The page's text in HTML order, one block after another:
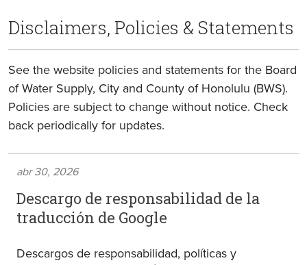
Disclaimers, Policies & Statements
See the website policies and statements for the Board
of Water Supply, City and County of Honolulu (BWS).
Policies are subject to change without notice. Check
back periodically for updates.
abr 30, 2026
Descargo de responsabilidad de la
traducción de Google
Descargos de responsabilidad, políticas y